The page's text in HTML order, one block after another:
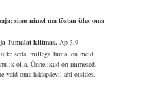
sinu nimel ma tõstan üles oma
ja Jumalat kiitmas.Ap 3,9
seda, millega Jumal on meid
olla. Õnnelikud on inimesed,
vaid oma hädapäevil abi otsides.